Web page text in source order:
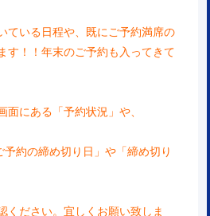
ている日程や、既にご予約満席の
す！！年末のご予約も入ってきて
面にある「予約状況」や、
約の締め切り日」や「締め切り
ください。宜しくお願い致しま